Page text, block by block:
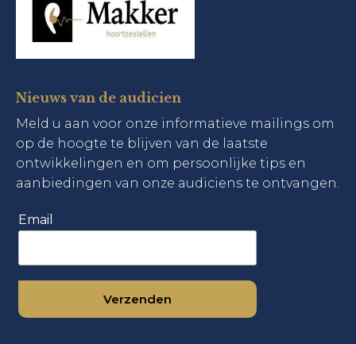
Nieuws van de audicien
Meld u aan voor onze informatieve mailings om
op de hoogte te blijven van de laatste
ontwikkelingen en om persoonlijke tips en
aanbiedingen van onze audiciens te ontvangen.
Email